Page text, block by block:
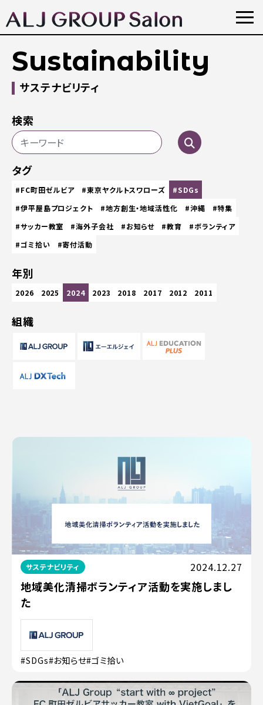
Sustainability
サステナビリティ
検索
タグ
#FC町田ゼルビア #東京ヤクルトスワローズ
#SDGs
#伊平屋島プロジェクト
#地方創生・地域活性化 #沖縄
#特集
#サッカー教室
#海外子会社 #お知らせ #教育
#ボランティア
#ゴミ拾い
#寄付活動
年別
2026 2025 2024 2023 2018 2017 2012 2011
組織
サステナビリティ 2024.12.27
地域美化清掃ボランティア活動を実施しまし
た
#SDGs#お知らせ#ゴミ拾い